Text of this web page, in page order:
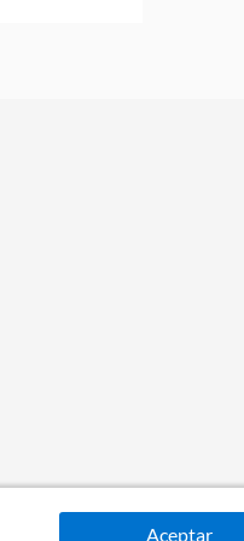
Aceptar